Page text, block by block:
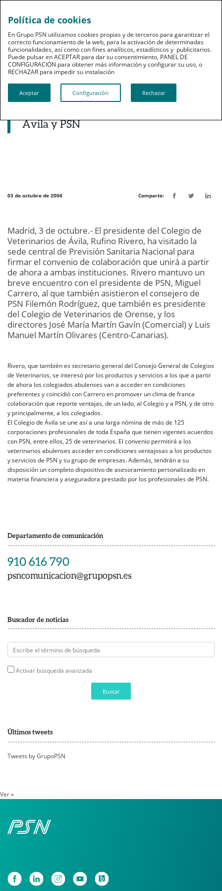
Noticias destacadas
Firmado el convenio de colaboración
Ávila y PSN
03 de octubre de 2006 Comparte:
Madrid, 3 de octubre.- El presidente del Colegio de
Veterinarios de Ávila, Rufino Rivero, ha visitado la
sede central de Previsión Sanitaria Nacional para
firmar el convenio de colaboración que unirá a partir
de ahora a ambas instituciones. Rivero mantuvo un
breve encuentro con el presidente de PSN, Miguel
Carrero, al que también asistieron el consejero de
PSN Filemón Rodríguez, que también es presidente
del Colegio de Veterinarios de Orense, y los
directores José María Martín Gavín (Comercial) y Luis
Manuel Martín Olivares (Centro-Canarias).
Rivero, que también es secretario general del Consejo General de Colegios
de Veterinarios, se interesó por los productos y servicios a los que a partir
de ahora los colegiados abulenses van a acceder en condiciones
preferentes y coincidió con Carrero en promover un clima de franca
colaboración que reporte ventajas, de un lado, al Colegio y a PSN, y de otro
y principalmente, a los colegiados.
El Colegio de Ávila se une así a una larga nómina de más de 125
corporaciones profesionales de toda España que tienen vigentes acuerdos
con PSN, entre ellos, 25 de veterinarios. El convenio permitirá a los
veterinarios abulenses acceder en condiciones ventajosas a los productos
y servicios de PSN y su grupo de empresas. Además, tendrán a su
disposición un completo dispositivo de asesoramiento personalizado en
materia financiera y aseguradora prestado por los profesionales de PSN.
Departamento de comunicación
910 616 790
psncomunicacion@grupopsn.es
Buscador de noticias
Activar búsqueda avanzada
Buscar
Últimos tweets
Tweets by GrupoPSN
Ver »
Política de cookies
En Grupo PSN utilizamos cookies propias y de terceros para garantizar el
correcto funcionamiento de la web, para la activación de determinadas
funcionalidades, así como con fines analíticos, estadísticos y publicitarios.
Puede pulsar en ACEPTAR para dar su consentimiento, PANEL DE
CONFIGURACIÓN para obtener más información y configurar su uso, o
RECHAZAR para impedir su instalación​​​​​​​
Aceptar Configuración Rechazar